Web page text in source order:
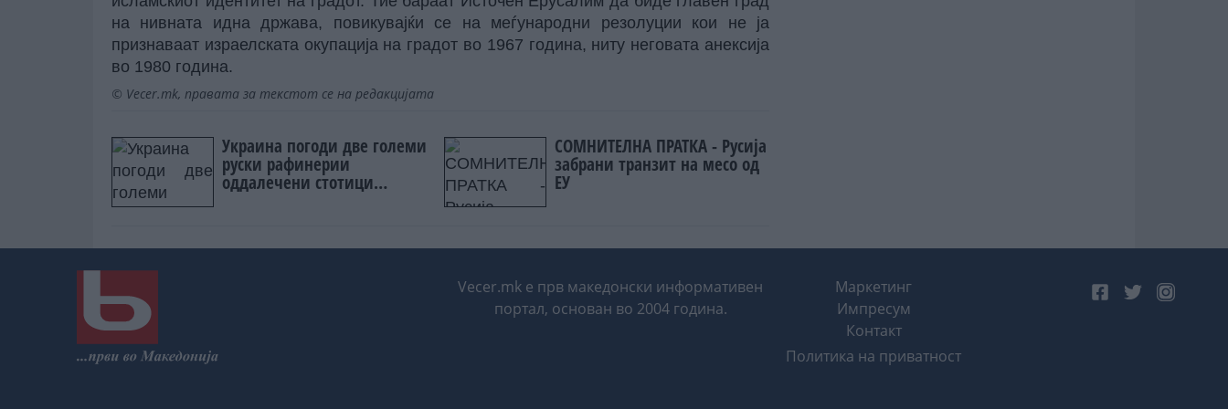
на нивната идна држава, повикувајќи се на меѓународни резолуции кои не ја
признаваат израелската окупација на градот во 1967 година, ниту неговата анексија
во 1980 година.
© Vecer.mk, правата за текстот се на редакцијата
Украина погоди две големи
руски рафинерии
оддалечени стотици
километри од границата
СОМНИТЕЛНА ПРАТКА - Русија
забрани транзит на месо од
ЕУ
Vecer.mk е прв македонски информативен
портал, основан во 2004 година.
Маркетинг
Импресум
Контакт
Политика на приватност